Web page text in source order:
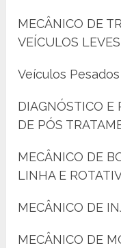
MECÂNICO DE
VEÍCULOS LEVES
Veículos Pesados
DIAGNÓSTICO E
DE PÓS
MECÂNICO DE
LINHA E
MECÂNICO DE
MECÂNICO DE